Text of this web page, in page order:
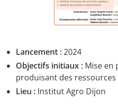
Lancement :2024
Objectifs initiaux : Mise en
produisant des
Lieu : Institut Agro Dijon